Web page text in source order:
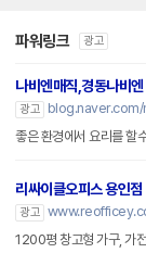
파워링크 광고
나비엔매직,경동나비엔
광고
blog.naver.com/
좋은 환경에서 요리를 할
리싸이클오피스 용인점
광고
1200평 창고형 가구, 가